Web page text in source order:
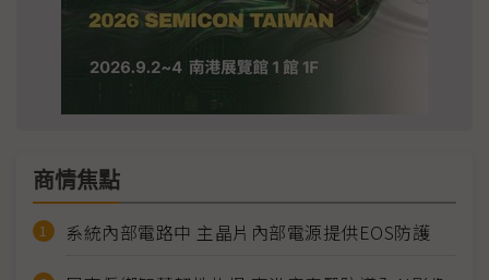
商情焦點
系統內部電路中 主晶片內部電源提供EOS防護